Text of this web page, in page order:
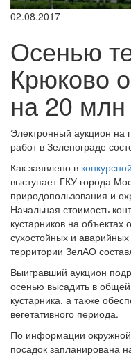
02.08.2017
Осенью
Крюково
на 20
Электронный аукцион на
работ в Зеленограде
Как заявлено в
выступает ГКУ города
природопользования и
Начальная стоимость
кустарников на
сухостойных и
территории ЗелАО
Выигравший аукцион
осенью высадить в
кустарника, а также
вегетативного периода.
По информации окружной
посадок запланирована